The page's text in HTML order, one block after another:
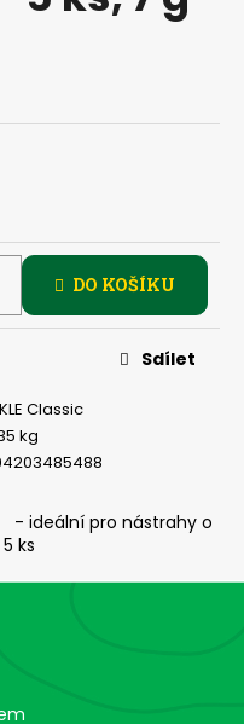
DO KOŠÍKU
Classic
kg
Sdílet
- ideální pro nástrahy o
ks